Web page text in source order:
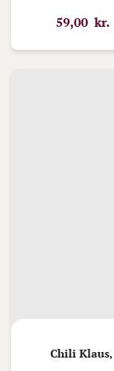
59,00 kr.
Chili Klaus,